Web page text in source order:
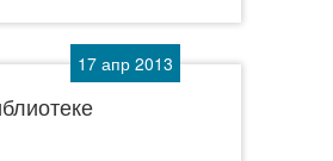
17 апр 2013